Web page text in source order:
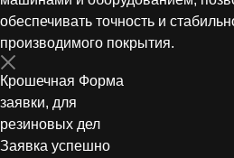
обеспечивать точность и
производимого покрытия.
Крошечная Форма
заявки, для
резиновых дел
Заявка успешно